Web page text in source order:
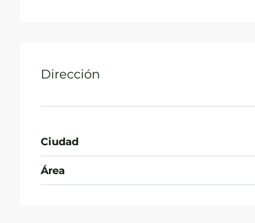
Dirección
Ciudad
Área